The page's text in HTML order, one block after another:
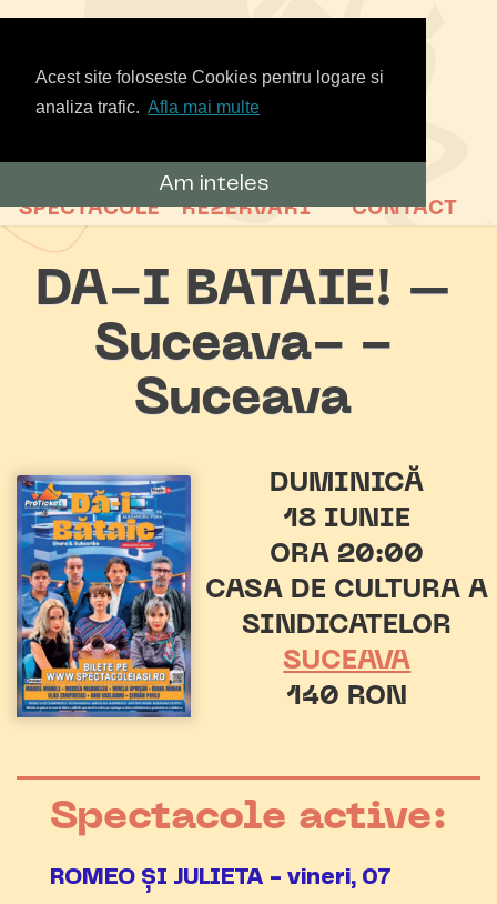
Acest site foloseste Cookies pentru logare si
analiza trafic. Afla mai multe
Am inteles
SPECTACOLE REZERVARI CONTACT
DA-I BATAIE! –
Suceava- -
Suceava
DUMINICĂ
18 IUNIE
ORA 20:00
CASA DE CULTURA A
SINDICATELOR
SUCEAVA
140 RON
Spectacole active:
ROMEO ȘI JULIETA - vineri, 07